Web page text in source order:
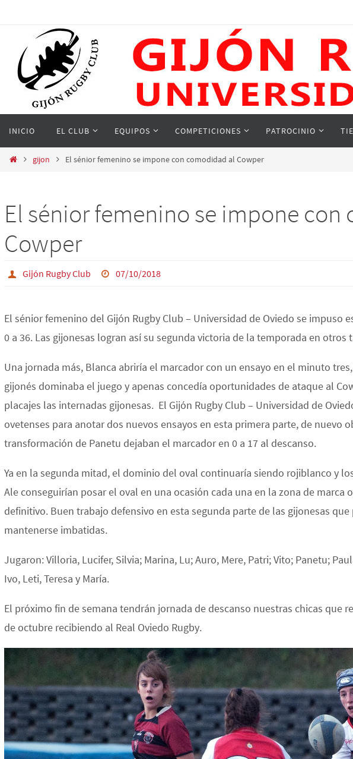
contenido
contenido
INICIO EL CLUB EQUIPOS COMPETICIONES PATROCINIO
Iniciogijon El sénior femenino se impone con comodidad al Cowper
El sénior femenino se impone
Cowper
Gijón Rugby Club 07/10/2018
El sénior femenino del Gijón Rugby Club – Universidad de Oviedo se impuso
0 a 36. Las gijonesas logran así su segunda victoria de la temporada en otros
Una jornada más, Blanca abriría el marcador con un ensayo en el minuto
gijonés dominaba el juego y apenas concedía oportunidades de ataque al
placajes las internadas gijonesas. El Gijón Rugby Club – Universidad de
ovetenses para anotar dos nuevos ensayos en esta primera parte, de nuevo
transformación de Panetu dejaban el marcador en 0 a 17 al descanso.
Ya en la segunda mitad, el dominio del oval continuaría siendo rojiblanco y
Ale conseguirían posar el oval en una ocasión cada una en la zona de marca
definitivo. Buen trabajo defensivo en esta segunda parte de las gijonesas
mantenerse imbatidas.
Jugaron: Villoria, Lucifer, Silvia; Marina, Lu; Auro, Mere, Patri; Vito; Panetu;
Ivo, Leti, Teresa y María.
El próximo fin de semana tendrán jornada de descanso nuestras chicas que
de octubre recibiendo al Real Oviedo Rugby.